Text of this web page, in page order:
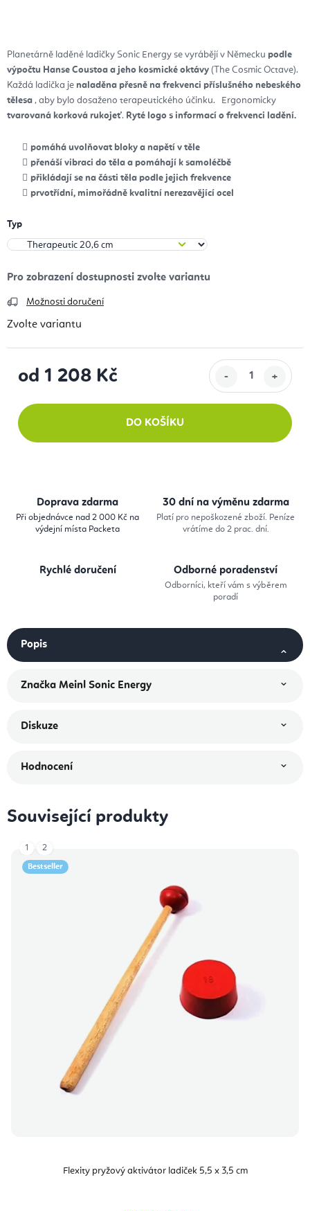
Planetárně laděné ladičky Sonic Energy se vyrábějí v Německu podle
výpočtu Hanse Coustoa a jeho kosmické oktávy (The Cosmic Octave).
Každá ladička je naladěna přesně na frekvenci příslušného nebeského
tělesa , aby bylo dosaženo terapeutického účinku.
Ergonomicky
tvarovaná korková rukojeť. Ryté logo s informací o frekvenci ladění.
pomáhá uvolňovat bloky a napětí v těle
přenáší vibraci do těla a pomáhají k samoléčbě
přikládají se na části těla podle jejich frekvence
prvotřídní, mimořádně kvalitní nerezavějící ocel
Typ
Možnosti doručení
Zvolte variantu
od 1 208 Kč
DO KOŠÍKU
Doprava zdarma
Při objednávce nad 2 000 Kč na
výdejní místa Packeta
30 dní na výměnu zdarma
Platí pro nepoškozené zboží. Peníze
vrátíme do 2 prac. dní.
Rychlé doručení Odborné poradenství
Odborníci, kteří vám s výběrem
poradí
Popis
Značka Meinl Sonic Energy
Diskuze
Hodnocení
Související produkty
Bestseller
Flexity pryžový aktivátor ladiček 5,5 x 3,5 cm
1 2